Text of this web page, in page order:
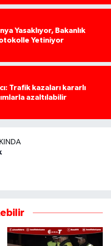
Yasaklıyor, Bakanlık
Yetiniyor
Trafik kazaları kararlı
azaltılabilir